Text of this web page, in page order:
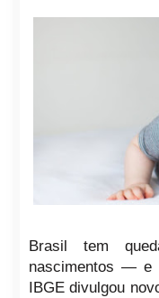
Brasil tem
nascimentos — e
IBGE divulgou